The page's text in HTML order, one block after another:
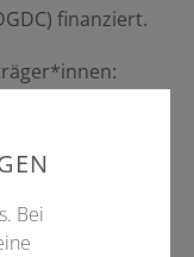
finanziert.
Bei